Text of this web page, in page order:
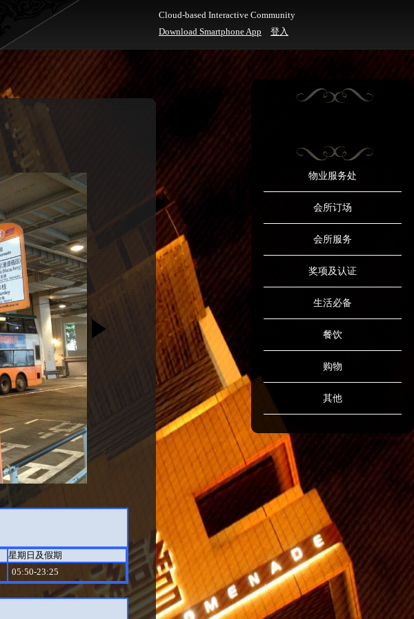
Cloud-based Interactive Community
Download Smartphone App
登入
物业服务处
会所订场
会所服务
奖项及认证
生活必备
餐饮
购物
其他
星期日及假期
05:50-23:25